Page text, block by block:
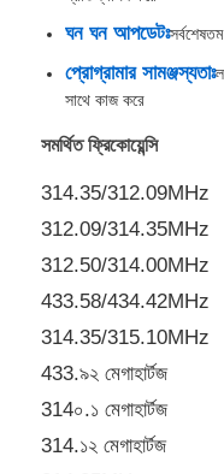
বাড়ি
পণ্য
ঘন ঘন আপডেটঃ
প্রোগ্রামার সামঞ্জস্যতাঃ
সাথে কাজ করে
সমর্থিত ফ্রিকোয়েন্সি
314.35/312.09MHz
312.09/314.35MHz
312.50/314.00MHz
433.58/434.42MHz
314.35/315.10MHz
433.৯২ মেগাহার্টজ
314০.১ মেগাহার্টজ
314.১২ মেগাহার্টজ